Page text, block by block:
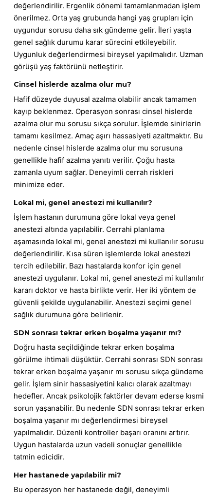
değerlendirilir. Ergenlik dönemi tamamlanmadan işlem
önerilmez. Orta yaş grubunda hangi yaş grupları için
uygundur sorusu daha sık gündeme gelir. İleri yaşta
genel sağlık durumu karar sürecini etkileyebilir.
Uygunluk değerlendirmesi bireysel yapılmalıdır. Uzman
görüşü yaş faktörünü netleştirir.
Cinsel hislerde azalma olur mu?
Hafif düzeyde duyusal azalma olabilir ancak tamamen
kayıp beklenmez. Operasyon sonrası cinsel hislerde
azalma olur mu sorusu sıkça sorulur. İşlemde sinirlerin
tamamı kesilmez. Amaç aşırı hassasiyeti azaltmaktır. Bu
nedenle cinsel hislerde azalma olur mu sorusuna
genellikle hafif azalma yanıtı verilir. Çoğu hasta
zamanla uyum sağlar. Deneyimli cerrah riskleri
minimize eder.
Lokal mi, genel anestezi mi kullanılır?
İşlem hastanın durumuna göre lokal veya genel
anestezi altında yapılabilir. Cerrahi planlama
aşamasında lokal mi, genel anestezi mi kullanılır sorusu
değerlendirilir. Kısa süren işlemlerde lokal anestezi
tercih edilebilir. Bazı hastalarda konfor için genel
anestezi uygulanır. Lokal mi, genel anestezi mi kullanılır
kararı doktor ve hasta birlikte verir. Her iki yöntem de
güvenli şekilde uygulanabilir. Anestezi seçimi genel
sağlık durumuna göre belirlenir.
SDN sonrası tekrar erken boşalma yaşanır mı?
Doğru hasta seçildiğinde tekrar erken boşalma
görülme ihtimali düşüktür. Cerrahi sonrası SDN sonrası
tekrar erken boşalma yaşanır mı sorusu sıkça gündeme
gelir. İşlem sinir hassasiyetini kalıcı olarak azaltmayı
hedefler. Ancak psikolojik faktörler devam ederse kısmi
sorun yaşanabilir. Bu nedenle SDN sonrası tekrar erken
boşalma yaşanır mı değerlendirmesi bireysel
yapılmalıdır. Düzenli kontroller başarı oranını artırır.
Uygun hastalarda uzun vadeli sonuçlar genellikle
tatmin edicidir.
Her hastanede yapılabilir mi?
Bu operasyon her hastanede değil, deneyimli